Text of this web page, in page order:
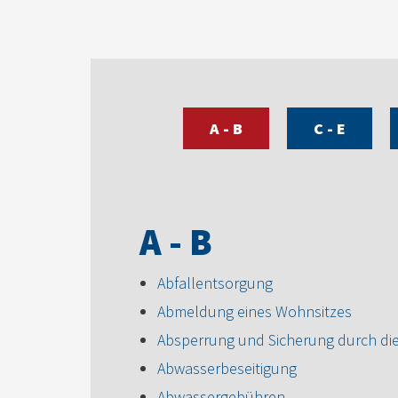
A - B C - E
A - B
Abfallentsorgung
Abmeldung eines Wohnsitzes
Absperrung und Sicherung durch
Abwasserbeseitigung